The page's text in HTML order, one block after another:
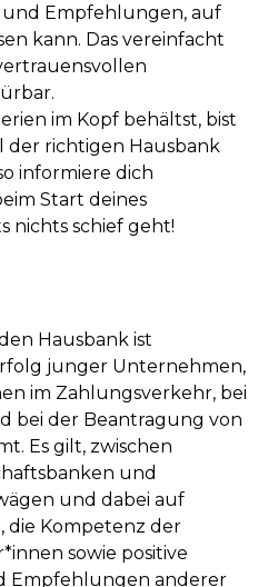
Empfehlungen, auf
kann. Das vereinfacht
im Kopf behältst, bist
der richtigen Hausbank
informiere dich
Start deines
nichts schief geht!
Hausbank ist
junger Unternehmen,
im Zahlungsverkehr, bei
bei der Beantragung von
Es gilt, zwischen
und
und dabei auf
die Kompetenz der
sowie positive
Empfehlungen anderer